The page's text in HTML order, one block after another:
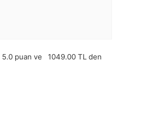
5.0 puan ve 1049.00 TL den